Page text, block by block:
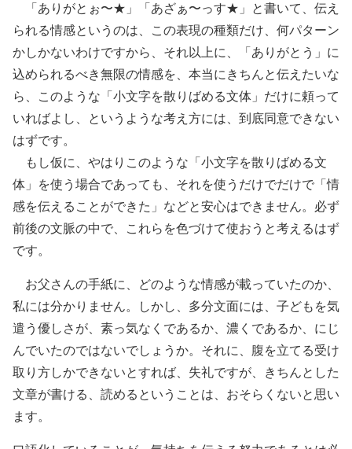
「ありがとぉ〜★」「あざぁ〜っす★」と書いて、伝え
られる情感というのは、この表現の種類だけ、何パターン
かしかないわけですから、それ以上に、「ありがとう」に
込められるべき無限の情感を、本当にきちんと伝えたいな
ら、このような「小文字を散りばめる文体」だけに頼って
いればよし、というような考え方には、到底同意できない
はずです。
もし仮に、やはりこのような「小文字を散りばめる文
体」を使う場合であっても、それを使うだけでだけで「情
感を伝えることができた」などと安心はできません。必ず
前後の文脈の中で、これらを色づけて使おうと考えるはず
です。
お父さんの手紙に、どのような情感が載っていたのか、
私には分かりません。しかし、多分文面には、子どもを気
遣う優しさが、素っ気なくであるか、濃くであるか、にじ
んでいたのではないでしょうか。それに、腹を立てる受け
取り方しかできないとすれば、失礼ですが、きちんとした
文章が書ける、読めるということは、おそらくないと思い
ます。